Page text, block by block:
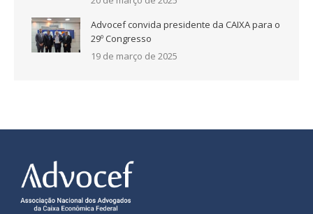
Advocef convida presidente da CAIXA para o
29º Congresso
19 de março de 2025